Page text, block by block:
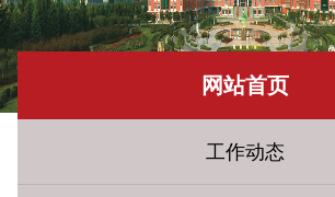
网站首页
工作动态